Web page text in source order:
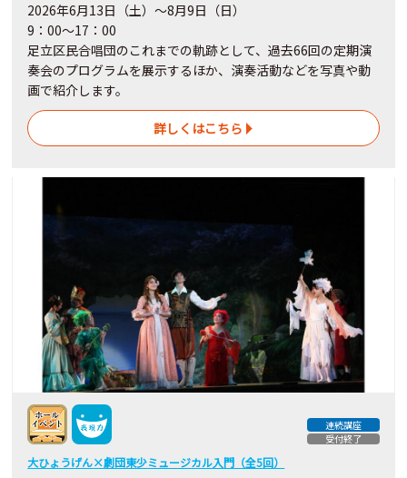
2026年6月13日（土）～8月9日（日）
9：00～17：00
足立区民合唱団のこれまでの軌跡として、過去66回の定期演
奏会のプログラムを展示するほか、演奏活動などを写真や動
画で紹介します。
詳しくはこちら
連続講座
受付終了
大ひょうげん×劇団東少ミュージカル入門（全5回）